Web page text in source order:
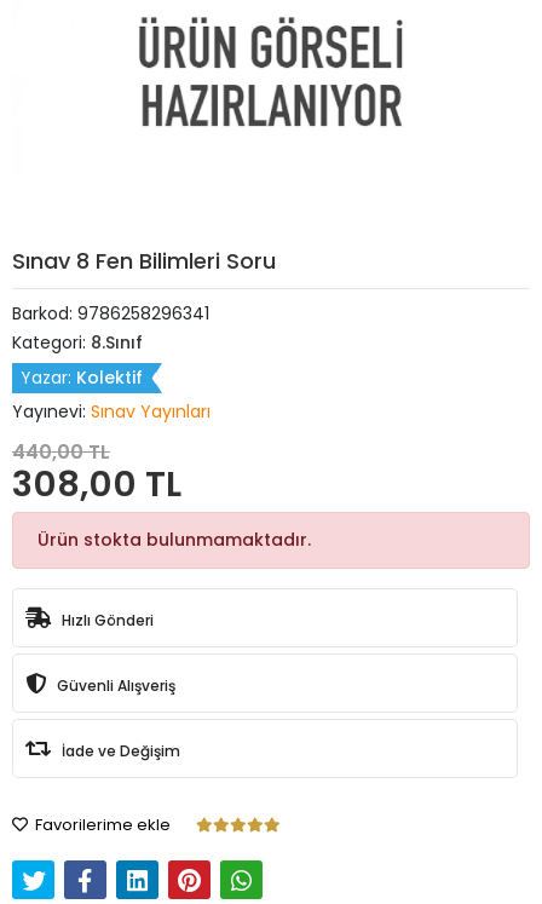
Sınav 8 Fen Bilimleri Soru
Barkod: 9786258296341
Kategori: 8.Sınıf
Yazar: Kolektif
Yayınevi: Sınav Yayınları
440,00 TL
308,00 TL
Ürün stokta bulunmamaktadır.
Hızlı Gönderi
Güvenli Alışveriş
İade ve Değişim
Favorilerime ekle